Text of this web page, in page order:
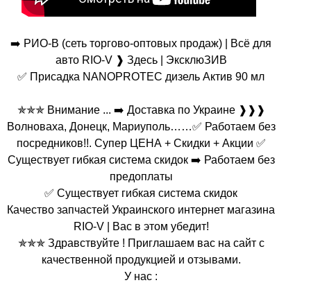
➡️ РИО-В (сеть торгово-оптовых продаж) | Всё для
авто RIO-V ❱ Здесь | ЭксклюЗИВ
✅ Присадка NANOPROTEC дизель Актив 90 мл
✯✯✯ Внимание ... ➡️ Доставка по Украине ❱❱❱
Волноваха, Донецк, Мариуполь……✅ Работаем без
посредников!!. Супер ЦЕНА + Скидки + Акции ✅
Существует гибкая система скидок ➡️ Работаем без
предоплаты
✅ Существует гибкая система скидок
Качество запчастей Украинского интернет магазина
RIO-V | Вас в этом убедит!
✯✯✯ Здравствуйте ! Приглашаем вас на сайт с
качественной продукцией и отзывами.
У нас :